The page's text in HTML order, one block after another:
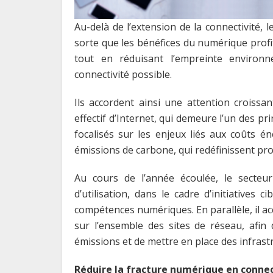
Au-delà de l’extension de la
sorte que les bénéfices du numérique
tout en réduisant l’empreinte
connectivité possible.
Ils accordent ainsi une attention
effectif d’Internet, qui demeure l’un des
focalisés sur les enjeux liés aux coûts
émissions de carbone, qui redéfinissent
Au cours de l’année écoulée, le
d’utilisation, dans le cadre d’initiatives
compétences numériques. En parallèle, il
sur l’ensemble des sites de réseau,
émissions et de mettre en place des
Réduire la fracture numérique en